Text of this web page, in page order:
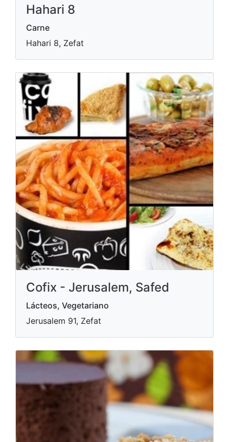
Hahari 8
Carne
Hahari 8, Zefat
Cofix - Jerusalem, Safed
Lácteos, Vegetariano
Jerusalem 91, Zefat